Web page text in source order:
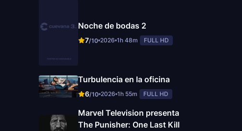
Noche de bodas 2
7/10 2026 1h 48m FULL HD
Turbulencia en la oficina
6/10 2026 1h 55m FULL HD
Marvel Television presenta
The Punisher: One Last Kill